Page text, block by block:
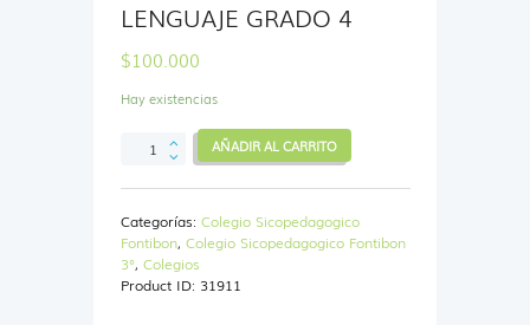
LENGUAJE GRADO 4
$100.000
Hay existencias
LENGUAJE
GRADO
4
AÑADIR AL CARRITO
Categorías: Colegio Sicopedagogico
Fontibon, Colegio Sicopedagogico Fontibon
3°, Colegios
Product ID: 31911